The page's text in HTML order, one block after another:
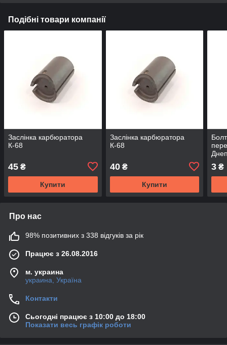
Подібні товари компанії
Заслінка карбюратора
К-68
45 ₴
Купити
Заслінка карбюратора
К-68
40₴
Купити
3 ₴
Про нас
98% позитивних з 338 відгуків за рік
Працює з 26.08.2016
м. украина
украина, Україна
Контакти
Сьогодні працює з 10:00 до 18:00
Показати весь графік роботи